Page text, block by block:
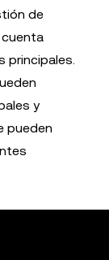
de
principales.
y
pueden